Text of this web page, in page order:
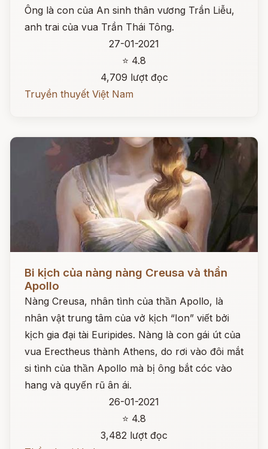
Ông là con của An sinh thân vương Trần Liễu,
anh trai của vua Trần Thái Tông.
27-01-2021
⭐ 4.8
4,709 lượt đọc
Truyền thuyết Việt Nam
Bi kịch của nàng nàng Creusa và thần
Apollo
Nàng Creusa, nhân tình của thần Apollo, là
nhân vật trung tâm của vở kịch “Ion” viết bởi
kịch gia đại tài Euripides. Nàng là con gái út của
vua Erectheus thành Athens, do rơi vào đôi mắt
si tình của thần Apollo mà bị ông bắt cóc vào
hang và quyến rũ ân ái.
26-01-2021
⭐ 4.8
3,482 lượt đọc